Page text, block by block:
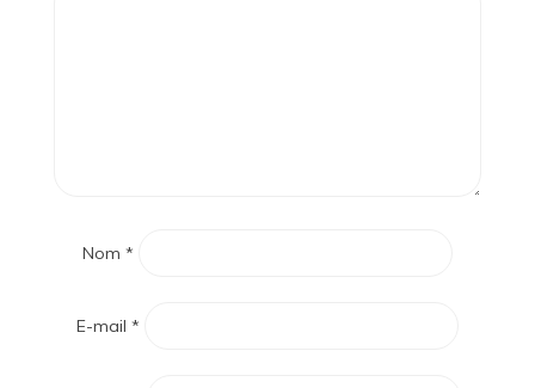
Nom *
E-mail *